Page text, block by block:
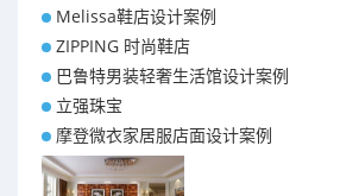
Melissa鞋店设计案例
ZIPPING 时尚鞋店
巴鲁特男装轻奢生活馆设计案例
立强珠宝
摩登微衣家居服店面设计案例